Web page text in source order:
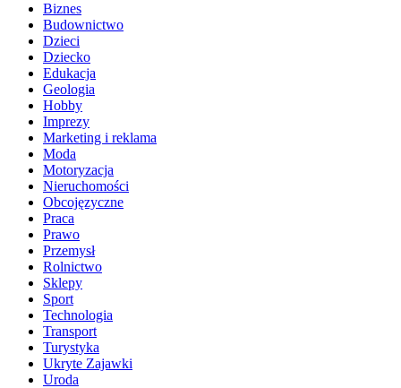
Biznes
Budownictwo
Dzieci
Dziecko
Edukacja
Geologia
Hobby
Imprezy
Marketing i reklama
Moda
Motoryzacja
Nieruchomości
Obcojęzyczne
Praca
Prawo
Przemysł
Rolnictwo
Sklepy
Sport
Technologia
Transport
Turystyka
Ukryte Zajawki
Uroda